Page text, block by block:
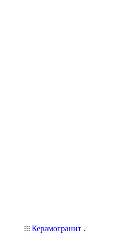
Керамогранит